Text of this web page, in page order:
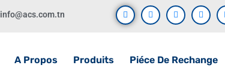
info@acs.com.tn
A Propos Produits Piéce De Rechange